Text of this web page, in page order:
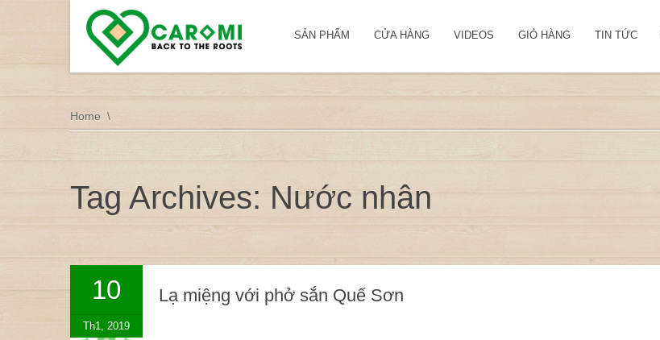
SẢN PHẨM CỬA HÀNG VIDEOS GIỎ HÀNG TIN TỨC
Home
Tag Archives: Nước nhân
10
Th1, 2019
Lạ miệng với phở sắn Quế Sơn